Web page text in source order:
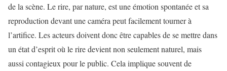
de la scène. Le rire, par nature, est une émotion spontanée et sa
reproduction devant une caméra peut facilement tourner à
l’artifice. Les acteurs doivent donc être capables de se mettre dans
un état d’esprit où le rire devient non seulement naturel, mais
aussi contagieux pour le public. Cela implique souvent de